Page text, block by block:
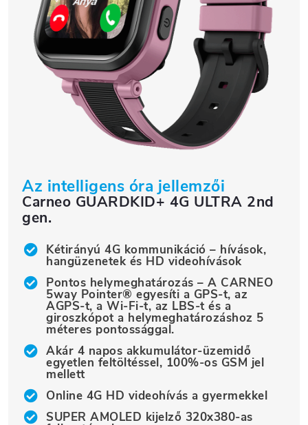
Az intelligens óra jellemzői
Carneo GUARDKID+ 4G ULTRA 2nd
gen.
Kétirányú 4G kommunikáció – hívások,
hangüzenetek és HD videohívások
Pontos helymeghatározás – A CARNEO
5way Pointer® egyesíti a GPS-t, az
AGPS-t, a Wi-Fi-t, az LBS-t és a
giroszkópot a helymeghatározáshoz 5
méteres pontossággal.
Akár 4 napos akkumulátor-üzemidő
egyetlen feltöltéssel, 100%-os GSM jel
mellett
Online 4G HD videohívás a gyermekkel
SUPER AMOLED kijelző 320x380-as